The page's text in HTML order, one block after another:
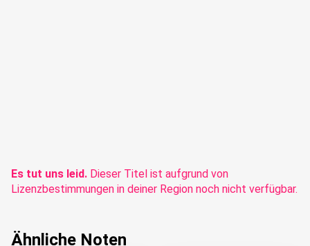
Es tut uns leid. Dieser Titel ist aufgrund von
Lizenzbestimmungen in deiner Region noch nicht verfügbar.
Ähnliche Noten